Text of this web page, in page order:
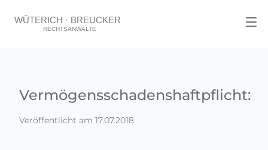
Vermögensschadenshaftpflicht:
Veröffentlicht am 17.07.2018